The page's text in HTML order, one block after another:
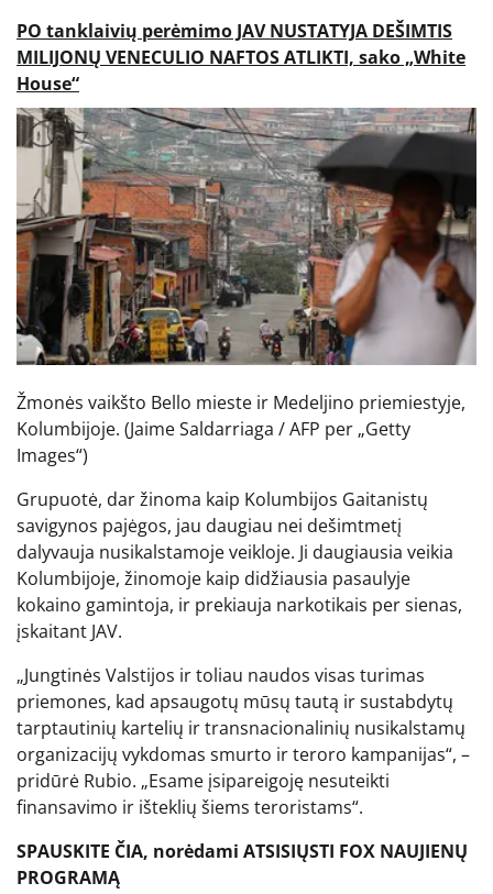
PO tanklaivių perėmimo JAV NUSTATYJA DEŠIMTIS
MILIJONŲ VENECULIO NAFTOS ATLIKTI, sako „White
House“
Žmonės vaikšto Bello mieste ir Medeljino priemiestyje,
Kolumbijoje. (Jaime Saldarriaga / AFP per „Getty
Images“)
Grupuotė, dar žinoma kaip Kolumbijos Gaitanistų
savigynos pajėgos, jau daugiau nei dešimtmetį
dalyvauja nusikalstamoje veikloje. Ji daugiausia veikia
Kolumbijoje, žinomoje kaip didžiausia pasaulyje
kokaino gamintoja, ir prekiauja narkotikais per sienas,
įskaitant JAV.
„Jungtinės Valstijos ir toliau naudos visas turimas
priemones, kad apsaugotų mūsų tautą ir sustabdytų
tarptautinių kartelių ir transnacionalinių nusikalstamų
organizacijų vykdomas smurto ir teroro kampanijas“, –
pridūrė Rubio. „Esame įsipareigoję nesuteikti
finansavimo ir išteklių šiems teroristams“.
SPAUSKITE ČIA, norėdami ATSISIŲSTI FOX NAUJIENŲ
PROGRAMĄ